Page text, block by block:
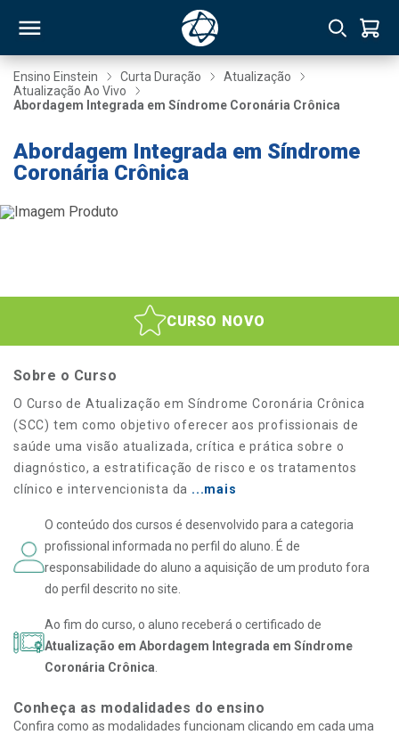
Ensino Einstein Curta Duração
Atualização
Atualização Ao Vivo
Abordagem Integrada em Síndrome Coronária Crônica
Abordagem Integrada em Síndrome
Coronária Crônica
CURSO NOVO
Sobre o Curso
O Curso de Atualização em Síndrome Coronária Crônica
(SCC) tem como objetivo oferecer aos profissionais de
saúde uma visão atualizada, crítica e prática sobre o
diagnóstico, a estratificação de risco e os tratamentos
clínico e intervencionista da ...mais
O conteúdo dos cursos é desenvolvido para a categoria
profissional informada no perfil do aluno. É de
responsabilidade do aluno a aquisição de um produto fora
do perfil descrito no site.
Ao fim do curso, o aluno receberá o certificado de
Atualização em Abordagem Integrada em Síndrome
Coronária Crônica
Conheça as modalidades do ensino
Confira como as modalidades funcionam clicando em cada uma